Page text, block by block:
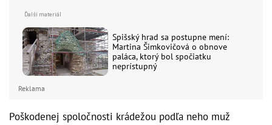
Spišský hrad sa postupne mení:
Martina Šimkovičová o obnove
paláca, ktorý bol spočiatku
neprístupný
Reklama
Poškodenej spoločnosti krádežou podľa neho muž